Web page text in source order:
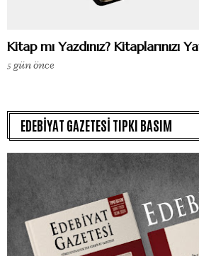
Kitap mı Yazdınız? Kitaplarınızı
5 gün önce
EDEBİYAT GAZETESİ TIPKI BASIM